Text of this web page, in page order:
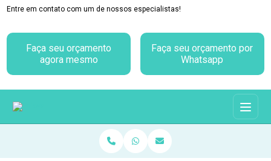
Entre em contato com um de nossos especialistas!
Faça seu orçamento
agora mesmo
Faça seu orçamento por
Whatsapp